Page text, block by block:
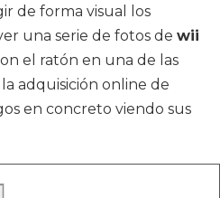
de forma visual los
una serie de fotos de wii
el ratón en una de las
adquisición online de
en concreto viendo sus